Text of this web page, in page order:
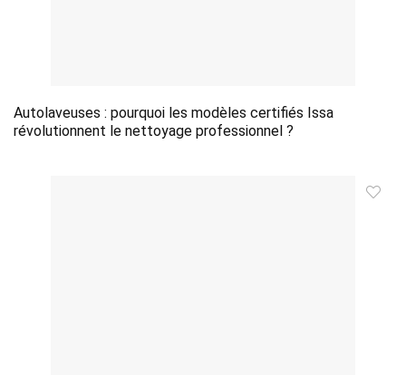
Autolaveuses : pourquoi les modèles certifiés Issa
révolutionnent le nettoyage professionnel ?